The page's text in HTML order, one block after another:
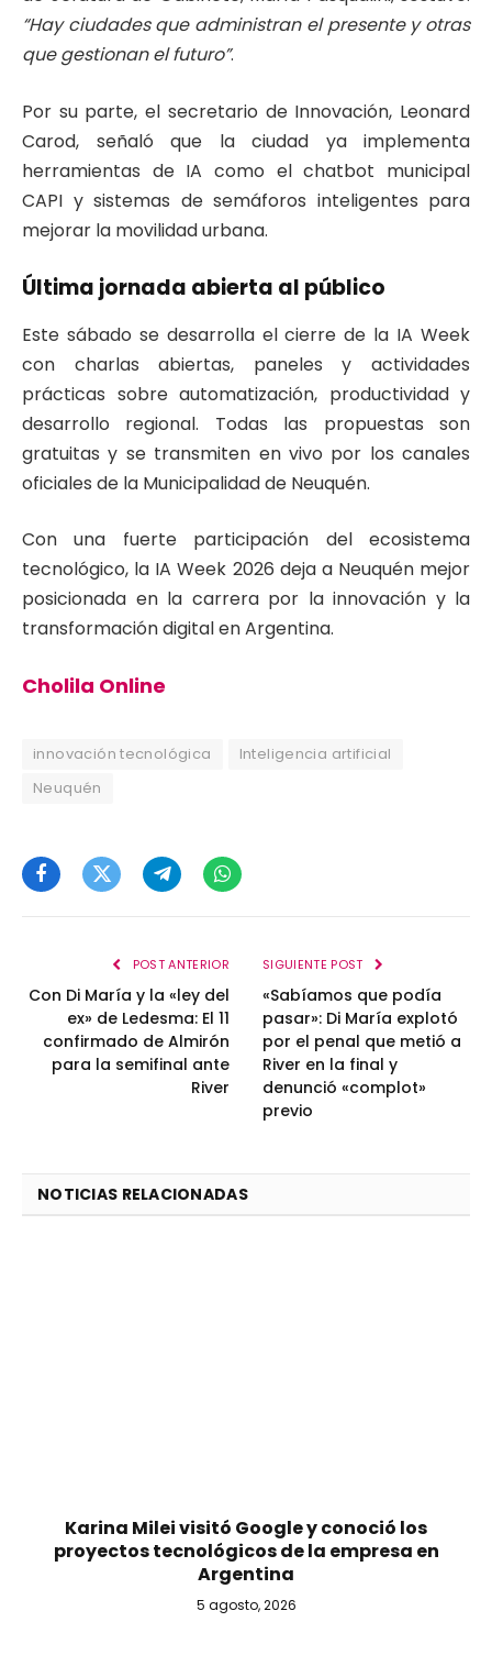
“Hay ciudades que administran el presente y otras
que gestionan el futuro”.
Por su parte, el secretario de Innovación, Leonard
Carod, señaló que la ciudad ya implementa
herramientas de IA como el chatbot municipal
CAPI y sistemas de semáforos inteligentes para
mejorar la movilidad urbana.
Última jornada abierta al público
Este sábado se desarrolla el cierre de la IA Week
con charlas abiertas, paneles y actividades
prácticas sobre automatización, productividad y
desarrollo regional. Todas las propuestas son
gratuitas y se transmiten en vivo por los canales
oficiales de la Municipalidad de Neuquén.
Con una fuerte participación del ecosistema
tecnológico, la IA Week 2026 deja a Neuquén mejor
posicionada en la carrera por la innovación y la
transformación digital en Argentina.
Cholila Online
innovación tecnológica
Inteligencia artificial
Neuquén
FacebookTwitterTelegramWhatsApp
POST ANTERIOR
Con Di María y la «ley del
ex» de Ledesma: El 11
confirmado de Almirón
para la semifinal ante
River
SIGUIENTE POST
«Sabíamos que podía
pasar»: Di María explotó
por el penal que metió a
River en la final y
denunció «complot»
previo
NOTICIAS RELACIONADAS
Karina Milei visitó Google y conoció los
proyectos tecnológicos de la empresa en
Argentina
5 agosto, 2026